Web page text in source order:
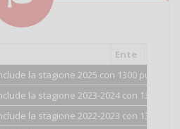
Ente
la stagione 2025 con 1300 punti.
la stagione 2023-2024 con 1300
la stagione 2022-2023 con 1300